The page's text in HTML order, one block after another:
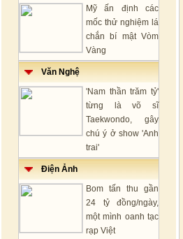
Mỹ ấn định các
mốc thử nghiệm lá
chắn bí mật Vòm
Vàng
Văn Nghệ
'Nam thần trăm tỷ'
từng là võ sĩ
Taekwondo, gây
chú ý ở show 'Anh
trai'
Điện Ảnh
Bom tấn thu gần
24 tỷ đồng/ngày,
một mình oanh tạc
rạp Việt